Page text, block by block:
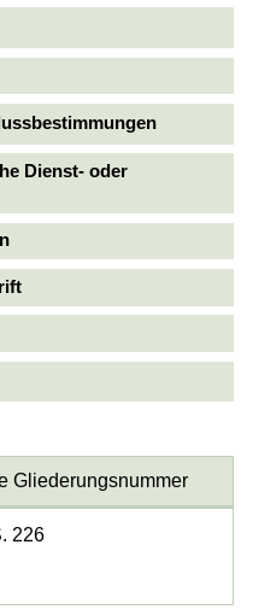
Dienst- oder
Gliederungsnummer
226